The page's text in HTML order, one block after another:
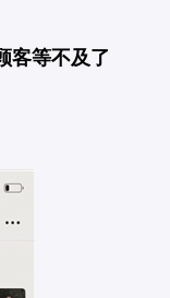
客等不及了